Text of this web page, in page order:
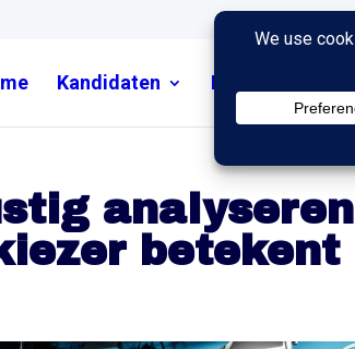
Kandidaten Nieuws
analyseren
betekent